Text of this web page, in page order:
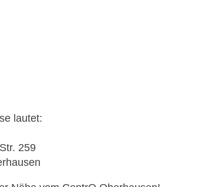
lautet:
259